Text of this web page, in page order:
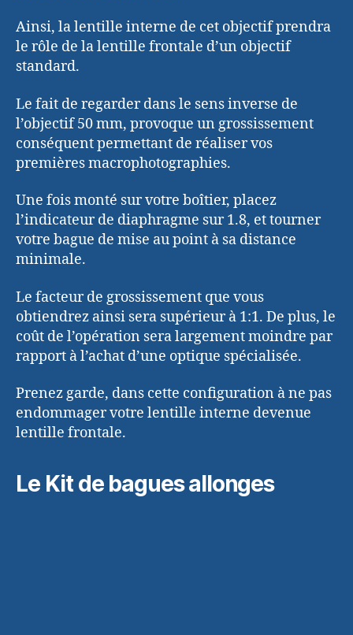
Ainsi, la lentille interne de cet objectif prendra
le rôle de la lentille frontale d’un objectif
standard.
Le fait de regarder dans le sens inverse de
l’objectif 50 mm, provoque un grossissement
conséquent permettant de réaliser vos
premières macrophotographies.
Une fois monté sur votre boîtier, placez
l’indicateur de diaphragme sur 1.8, et tourner
votre bague de mise au point à sa distance
minimale.
Le facteur de grossissement que vous
obtiendrez ainsi sera supérieur à 1:1. De plus, le
coût de l’opération sera largement moindre par
rapport à l’achat d’une optique spécialisée.
Prenez garde, dans cette configuration à ne pas
endommager votre lentille interne devenue
lentille frontale.
Le Kit de bagues allonges